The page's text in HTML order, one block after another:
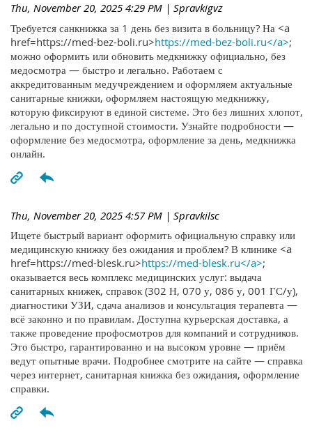
Thu, November 20, 2025 4:29 PM | Spravkigvz
Требуется санкнижка за 1 день без визита в больницу? На <a
href=https://med-bez-boli.ru>https://med-bez-boli.ru</a>;
можно оформить или обновить медкнижку официально, без
медосмотра — быстро и легально. Работаем с
аккредитованным медучреждением и оформляем актуальные
санитарные книжки, оформляем настоящую медкнижку,
которую фиксируют в единой системе. Это без лишних хлопот,
легально и по доступной стоимости. Узнайте подробности —
оформление без медосмотра, оформление за день, медкнижка
онлайн.
Thu, November 20, 2025 4:57 PM | Spravkilsc
Ищете быстрый вариант оформить официальную справку или
медицинскую книжку без ожидания и проблем? В клинике <a
href=https://med-blesk.ru>https://med-blesk.ru</a>;
оказывается весь комплекс медицинских услуг: выдача
санитарных книжек, справок (302 Н, 070 у, 086 у, 001 ГС/у),
диагностики УЗИ, сдача анализов и консультация терапевта —
всё законно и по правилам. Доступна курьерская доставка, а
также проведение профосмотров для компаний и сотрудников.
Это быстро, гарантированно и на высоком уровне — приём
ведут опытные врачи. Подробнее смотрите на сайте — справка
через интернет, санитарная книжка без ожидания, оформление
справки.